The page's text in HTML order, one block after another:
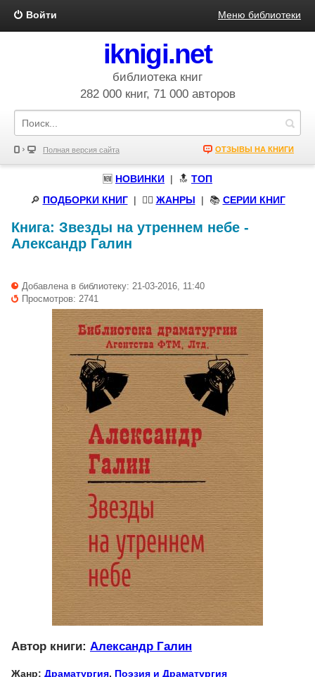
Войти Меню библиотеки
iknigi.net
библиотека книг
282 000 книг, 71 000 авторов
Полная версия сайта ОТЗЫВЫ НА КНИГИ
🆕 НОВИНКИ | 🔝 ТОП
🔎 ПОДБОРКИ КНИГ| 🧝‍♀️ ЖАНРЫ | 📚 СЕРИИ КНИГ
Книга: Звезды на утреннем небе -
Александр Галин
Добавлена в библиотеку: 21-03-2016, 11:40
Просмотров: 2741
Автор книги: Александр Галин
Жанр: Драматургия, Поэзия и Драматургия